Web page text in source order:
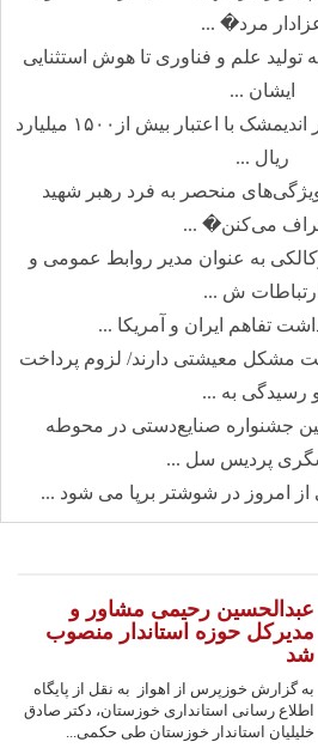
مرد� ...
تولید علم و فناوری تا هوش استثنایی
ایشان ...
اجرای ۵ طرح آبرسانی در اندیمشک با اعتبار بیش از۱۵۰۰ میلیارد
ریال ...
منحصر به فرد رهبر شهید
می‌کنن� ...
به عنوان مدیر روابط عمومی و
ارتباطات ش ...
تفاهم ایران و آمریکا ...
مشکل معیشتی دارند/ لزوم پرداخت
رسیدگی به ...
جشنواره صنایع‌دستی در محوطه
پردیس سل ...
از امروز در شوشتر برپا می شود ...
عبدالحسین رحیمی مشاور و
مدیرکل حوزه استاندار منصوب
شد
به گزارش خوزپرس از اهواز به نقل از پایگاه
اطلاع رسانی استانداری خوزستان، دکتر صادق
خلیلیان استاندار خوزستان طی حکمی...